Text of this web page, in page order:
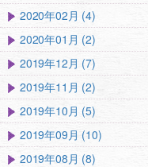
2020年02月 (4)
2020年01月 (2)
2019年12月 (7)
2019年11月 (2)
2019年10月 (5)
2019年09月 (10)
2019年08月 (8)